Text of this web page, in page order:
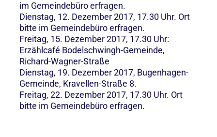
im Gemeindebüro erfragen.
Dienstag, 12. Dezember 2017, 17.30 Uhr. Ort
bitte im Gemeindebüro erfragen.
Freitag, 15. Dezember 2017, 17.30 Uhr:
Erzählcafé Bodelschwingh-Gemeinde,
Richard-Wagner-Straße
Dienstag, 19. Dezember 2017, Bugenhagen-
Gemeinde, Kravellen-Straße 8.
Freitag, 22. Dezember 2017, 17.30 Uhr. Ort
bitte im Gemeindebüro erfragen.